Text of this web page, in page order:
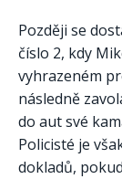
Později se
číslo 2, kdy
vyhrazeném
následně
do aut své
Policisté je
dokladů,